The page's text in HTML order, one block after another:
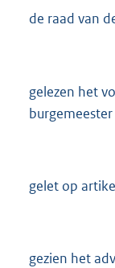
de raad van
gelezen het
gelet op
gezien het